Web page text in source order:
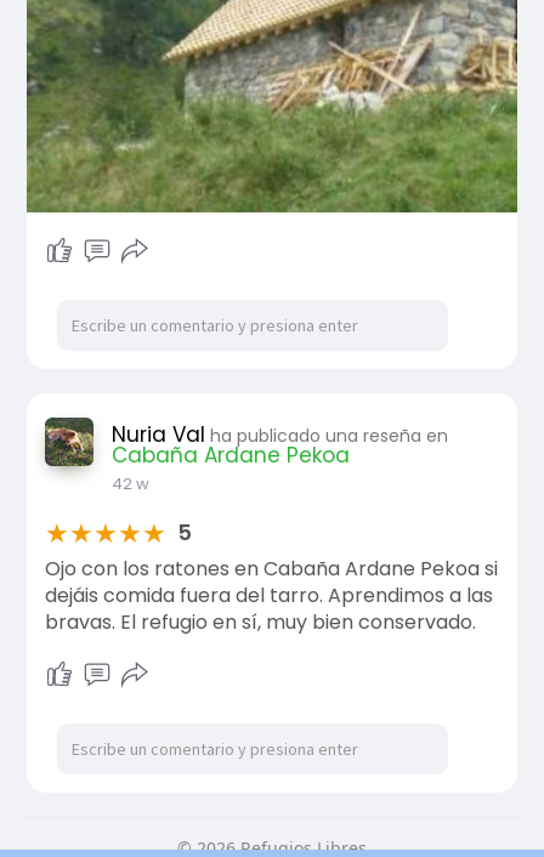
Nuria Val ha publicado una reseña en
Cabaña Ardane Pekoa
42 w
★★★★★ 5
Ojo con los ratones en Cabaña Ardane Pekoa si
dejáis comida fuera del tarro. Aprendimos a las
bravas. El refugio en sí, muy bien conservado.
© 2026 Refugios Libres